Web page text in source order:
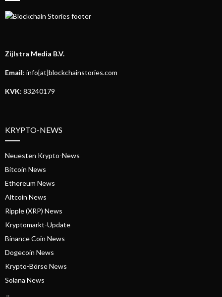
Zijlstra Media B.V.
Email: info[at]blockchainstories.com
KVK: 83240179
KRYPTO-NEWS
Neuesten Krypto-News
Bitcoin News
Ethereum News
Altcoin News
Ripple (XRP) News
Kryptomarkt-Update
Binance Coin News
Dogecoin News
Krypto-Börse News
Solana News